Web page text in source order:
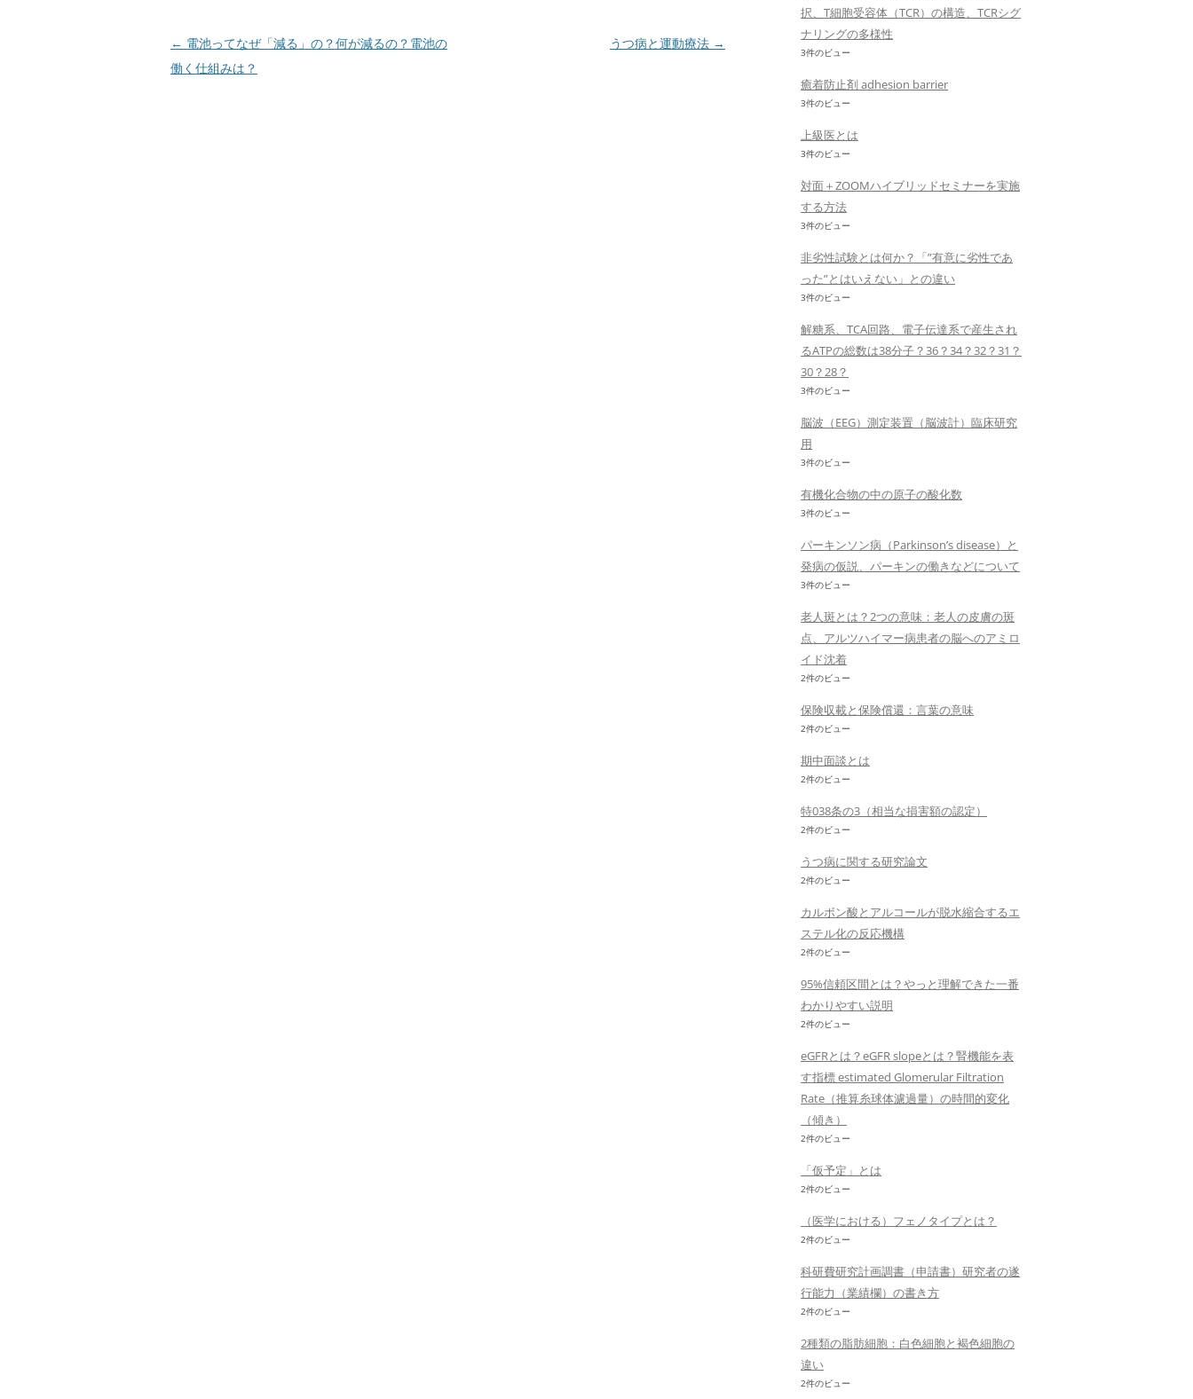
投
稿
← 電池ってなぜ「減る」の？何が減るの？電池の
働く仕組みは？
うつ病と運動療法 →
択、T細胞受容体（TCR）の構造、TCRシグ
ナリングの多様性
3件のビュー
癒着防止剤 adhesion barrier
3件のビュー
上級医とは
3件のビュー
対面＋ZOOMハイブリッドセミナーを実施
する方法
3件のビュー
非劣性試験とは何か？「”有意に劣性であ
った”とはいえない」との違い
3件のビュー
解糖系、TCA回路、電子伝達系で産生され
るATPの総数は38分子？36？34？32？31？
30？28？
3件のビュー
脳波（EEG）測定装置（脳波計）臨床研究
用
3件のビュー
有機化合物の中の原子の酸化数
3件のビュー
パーキンソン病（Parkinson’s disease）と
発病の仮説、パーキンの働きなどについて
3件のビュー
老人斑とは？2つの意味：老人の皮膚の斑
点、アルツハイマー病患者の脳へのアミロ
イド沈着
2件のビュー
保険収載と保険償還：言葉の意味
2件のビュー
期中面談とは
2件のビュー
特038条の3（相当な損害額の認定）
2件のビュー
うつ病に関する研究論文
2件のビュー
カルボン酸とアルコールが脱水縮合するエ
ステル化の反応機構
2件のビュー
95%信頼区間とは？やっと理解できた一番
わかりやすい説明
2件のビュー
eGFRとは？eGFR slopeとは？腎機能を表
す指標 estimated Glomerular Filtration
Rate（推算糸球体濾過量）の時間的変化
（傾き）
2件のビュー
「仮予定」とは
2件のビュー
（医学における）フェノタイプとは？
2件のビュー
科研費研究計画調書（申請書）研究者の遂
行能力（業績欄）の書き方
2件のビュー
2種類の脂肪細胞：白色細胞と褐色細胞の
違い
2件のビュー